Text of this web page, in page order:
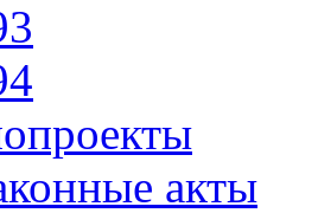
акты